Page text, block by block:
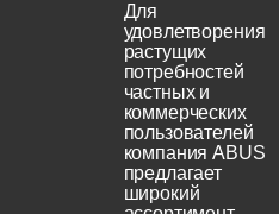
Для
удовлетворения
растущих
потребностей
частных и
коммерческих
пользователей
компания ABUS
предлагает
широкий